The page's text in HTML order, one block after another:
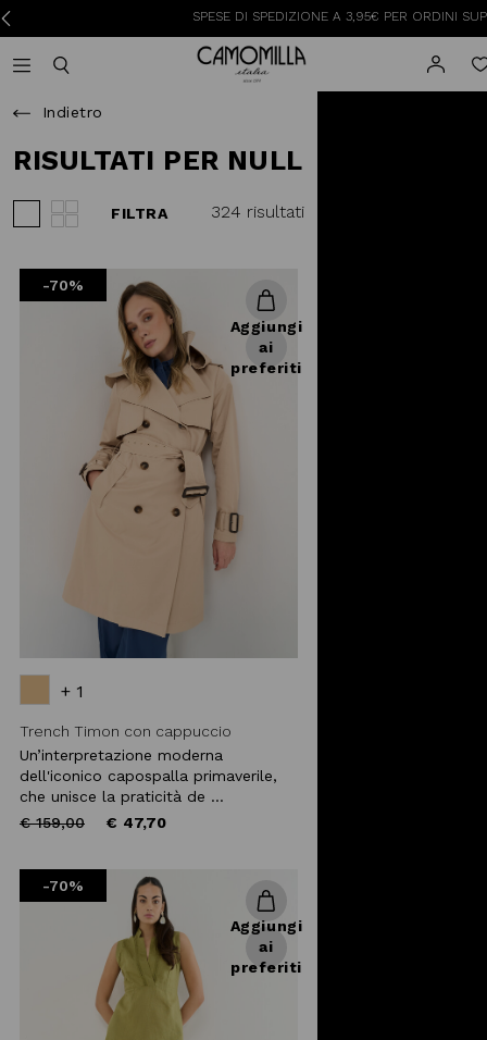
SPESE DI SPEDIZIONE A 3,95€ PER ORDINI SUPERIORI A
Camomilla Italia®
Indietro
RISULTATI PER NULL
FILTRA 324 risultati
-70%
Aggiungi
ai
preferiti
+ 1
Trench Timon con cappuccio
Un’interpretazione moderna
dell'iconico capospalla primaverile,
che unisce la praticità de ...
Price
€ 159,00to € 47,70
-70%
Aggiungi
ai
preferiti